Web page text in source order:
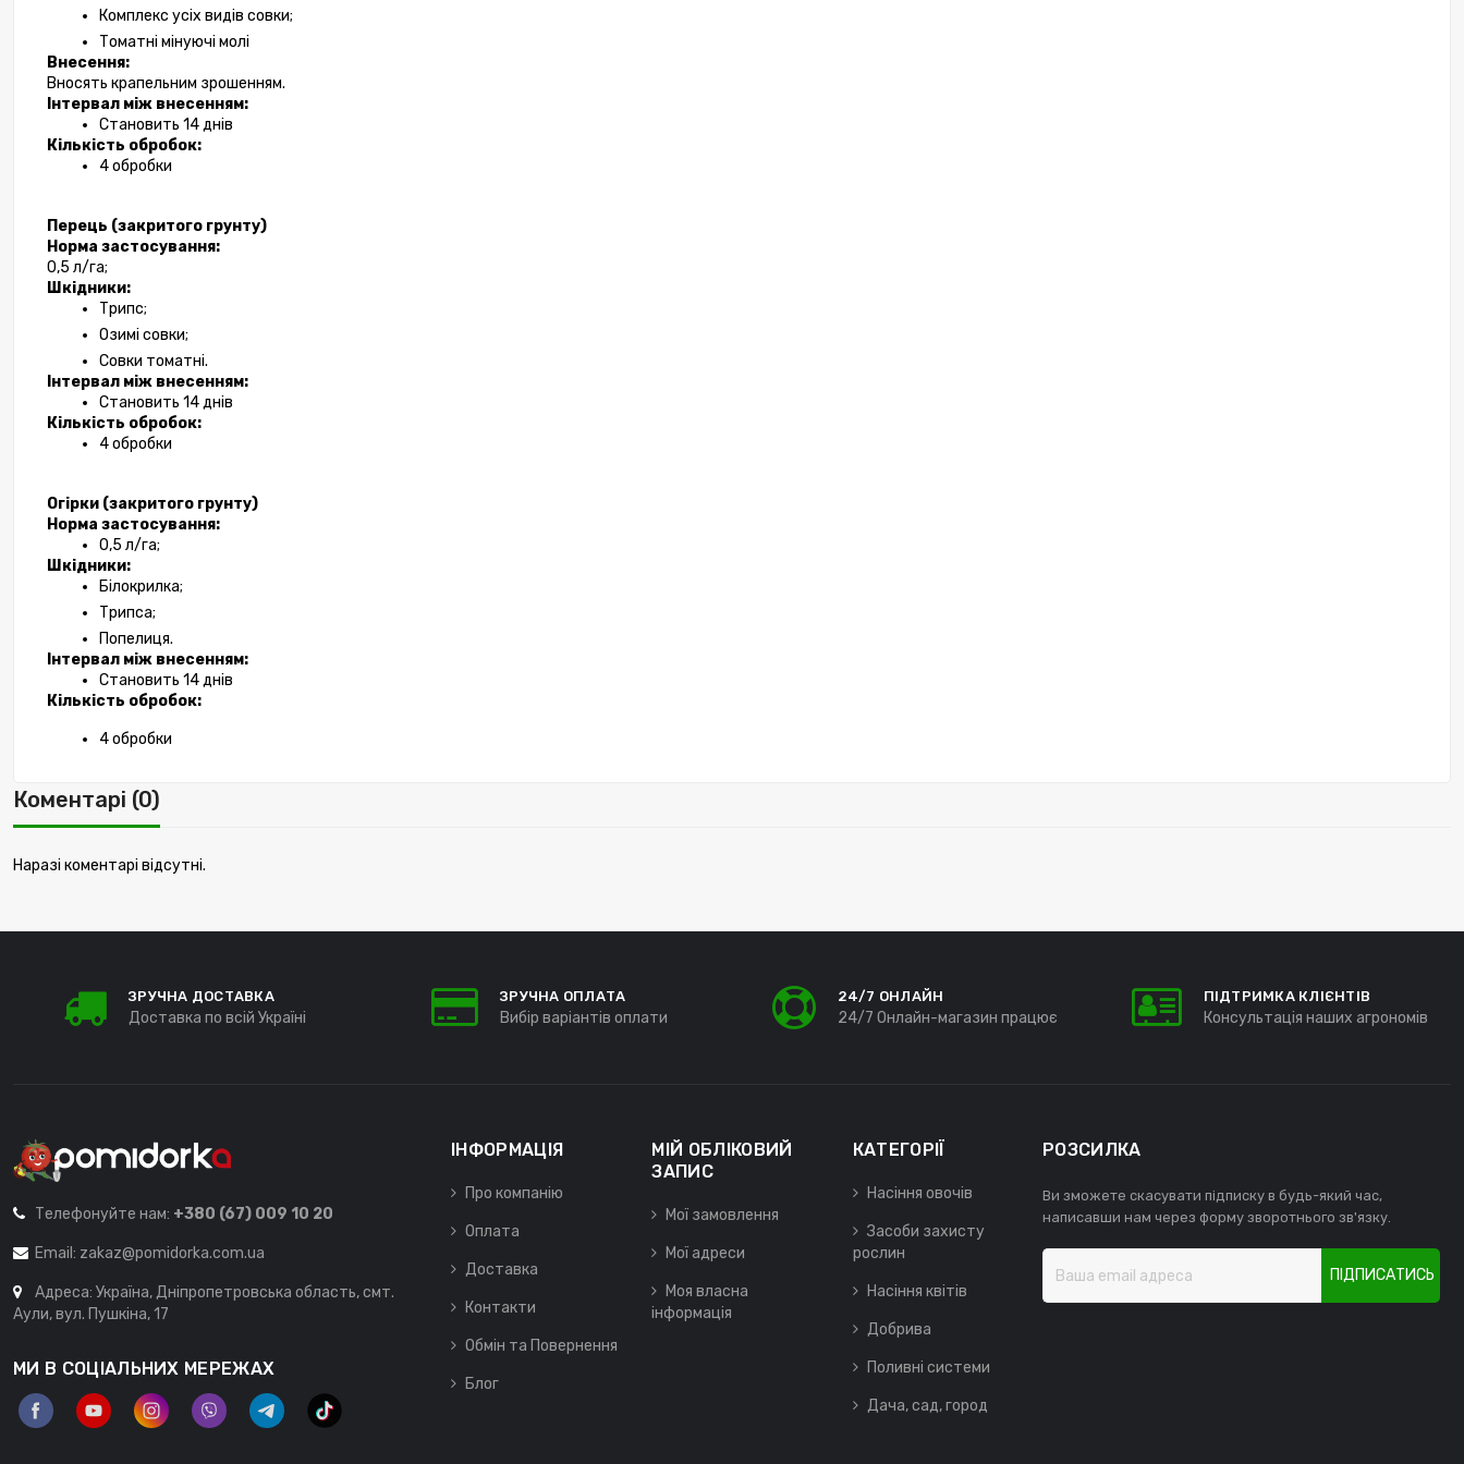
Комплекс усіх видів совки;
Томатні мінуючі молі
Внесення:
Вносять крапельним зрошенням.
Інтервал між внесенням:
Становить 14 днів
Кількість обробок:
4 обробки
Перець (закритого грунту)
Норма застосування:
0,5 л/га;
Шкідники:
Трипс;
Озимі совки;
Совки томатні.
Інтервал між внесенням:
Становить 14 днів
Кількість обробок:
4 обробки
Огірки (закритого грунту)
Норма застосування:
0,5 л/га;
Шкідники:
Білокрилка;
Трипса;
Попелиця.
Інтервал між внесенням:
Становить 14 днів
Кількість обробок:
4 обробки
Коментарі (0)
Наразі коментарі відсутні.
ЗРУЧНА ДОСТАВКА
Доставка по всій Україні
ЗРУЧНА ОПЛАТА
Вибір варіантів оплати
24/7 ОНЛАЙН
24/7 Онлайн-магазин працює
ПІДТРИМКА КЛІЄНТІВ
Консультація наших агрономів
Телефонуйте нам: +380 (67) 009 10 20
Email: zakaz@pomidorka.com.ua
Адреса: Україна, Дніпропетровська область, смт.
Аули, вул. Пушкіна, 17
МИ В СОЦІАЛЬНИХ МЕРЕЖАХ
ІНФОРМАЦІЯ
Про компанію
Оплата
Доставка
Контакти
Обмін та Повернення
Блог
МІЙ ОБЛІКОВИЙ
ЗАПИС
Мої замовлення
Мої адреси
Моя власна
інформація
КАТЕГОРІЇ
Насіння овочів
Засоби захисту
рослин
Насіння квітів
Добрива
Поливні системи
Дача, сад, город
РОЗСИЛКА
Ви зможете скасувати підписку в будь-який час,
написавши нам через форму зворотнього зв'язку.
ПІДПИСАТИСЬ